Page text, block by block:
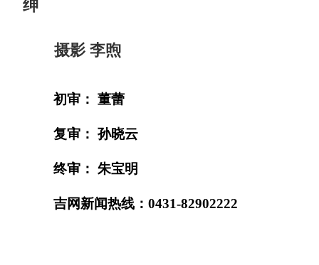
绅
摄影 李煦
初审： 董蕾
复审： 孙晓云
终审： 朱宝明
吉网新闻热线：0431-82902222